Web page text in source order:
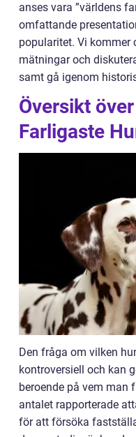
anses vara ”världens
omfattande
popularitet. Vi
mätningar och
samt gå igenom
Översikt
Farligaste
Den fråga om vilken
kontroversiell och kan
beroende på vem man
antalet rapporterade
för att försöka